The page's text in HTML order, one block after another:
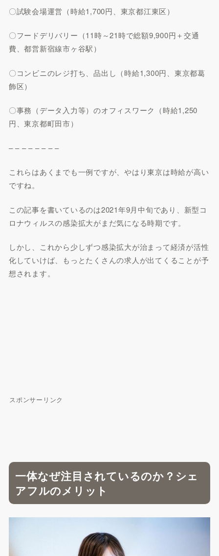
〇試験会場運営（時給1,700円、東京都江東区）
〇フードデリバリー（11時～21時で総額9,900円＋交通
費、都営新宿線市ヶ谷駅）
〇コンビニのレジ打ち、品出し（時給1,300円、東京都葛
飾区）
〇事務（データ入力等）のオフィスワーク（時給1,250
円、東京都町田市）
– – – – – – – –
これらはあくまでも一例ですが、やはり東京は時給が高い
ですね。
この記事を書いているのは2021年9月中旬であり、新型コ
ロナウィルスの感染拡大がまだ気になる時期です。
しかし、これから少しずつ感染拡大が治まって経済が活性
化していけば、もっとたくさんの求人が出てくることが予
想されます。
スポンサーリンク
一体なぜ注目されているのか？シェ
アフルのメリット